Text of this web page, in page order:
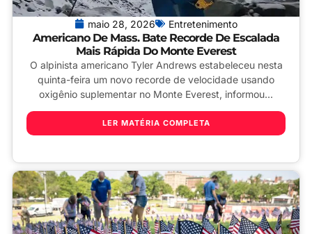
maio 28, 2026 Entretenimento
Americano De Mass. Bate Recorde De Escalada
Mais Rápida Do Monte Everest
O alpinista americano Tyler Andrews estabeleceu nesta
quinta-feira um novo recorde de velocidade usando
oxigênio suplementar no Monte Everest, informou...
LER MATÉRIA COMPLETA